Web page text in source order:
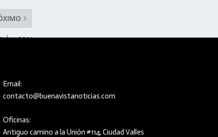
CON
Email:
contacto@buenavistanoticias.com
Oficinas:
Antiguo camino a la Unión #114, Ciudad Valles